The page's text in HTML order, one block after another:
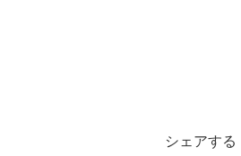
シェアする